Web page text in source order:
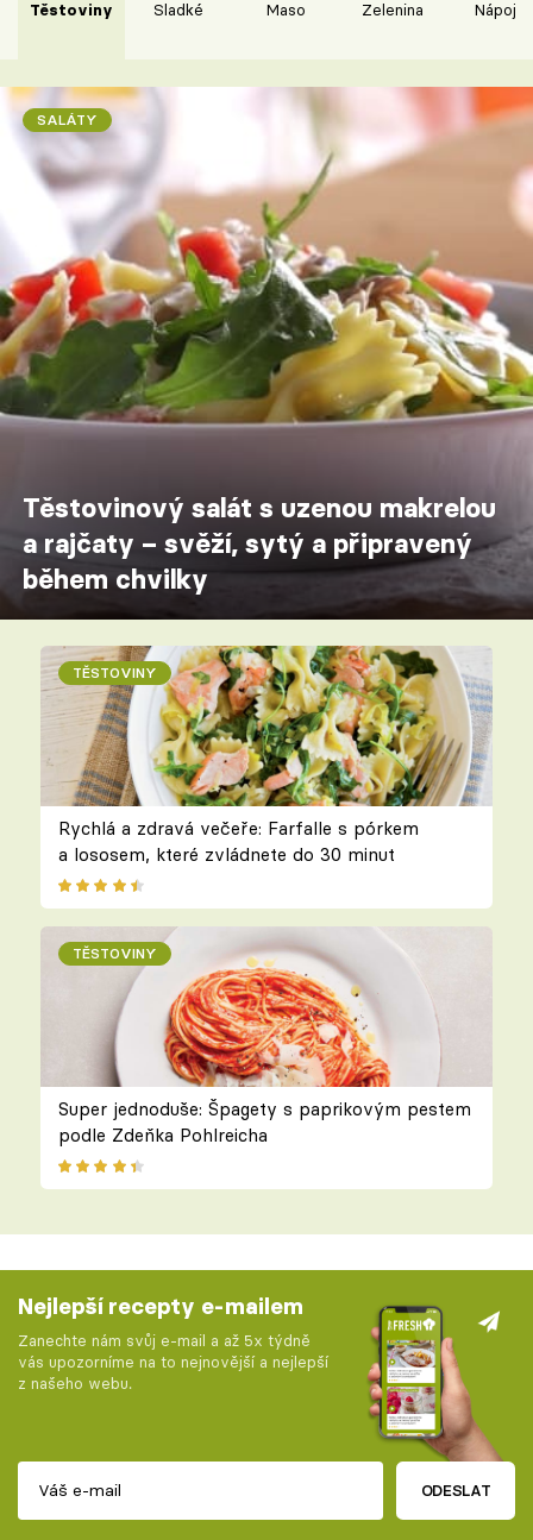
Těstoviny Sladké Maso Zelenina Nápoje
SALÁTY
Těstovinový salát s uzenou makrelou
a rajčaty – svěží, sytý a připravený
během chvilky
TĚSTOVINY
Rychlá a zdravá večeře: Farfalle s pórkem
a lososem, které zvládnete do 30 minut
TĚSTOVINY
Super jednoduše: Špagety s paprikovým pestem
podle Zdeňka Pohlreicha
Nejlepší recepty e-mailem
Zanechte nám svůj e-mail a až 5x týdně
vás upozorníme na to nejnovější a nejlepší
z našeho webu.
ODESLAT